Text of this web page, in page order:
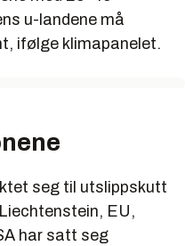
u-landene må
ifølge klimapanelet.
seg til utslippskutt
EU,
har satt seg